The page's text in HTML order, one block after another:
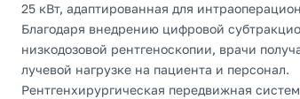
25 кВт, адаптированная для
Благодаря внедрению цифровой
низкодозовой рентгеноскопии, врачи
лучевой нагрузке на пациента и персонал.
Рентгенхирургическая передвижная